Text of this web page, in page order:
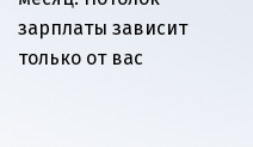
зарплаты зависит
только от вас